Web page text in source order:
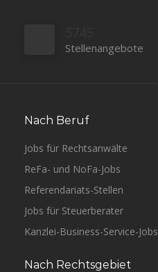
Stellenangebote
Nach Beruf
Jobs für Rechtsanwälte
ReFa- und NoFa-Jobs
Referendariats-Stellen
Jobs für Steuerberater
Kanzlei-Business-Service-Jobs
Nach Rechtsgebiet